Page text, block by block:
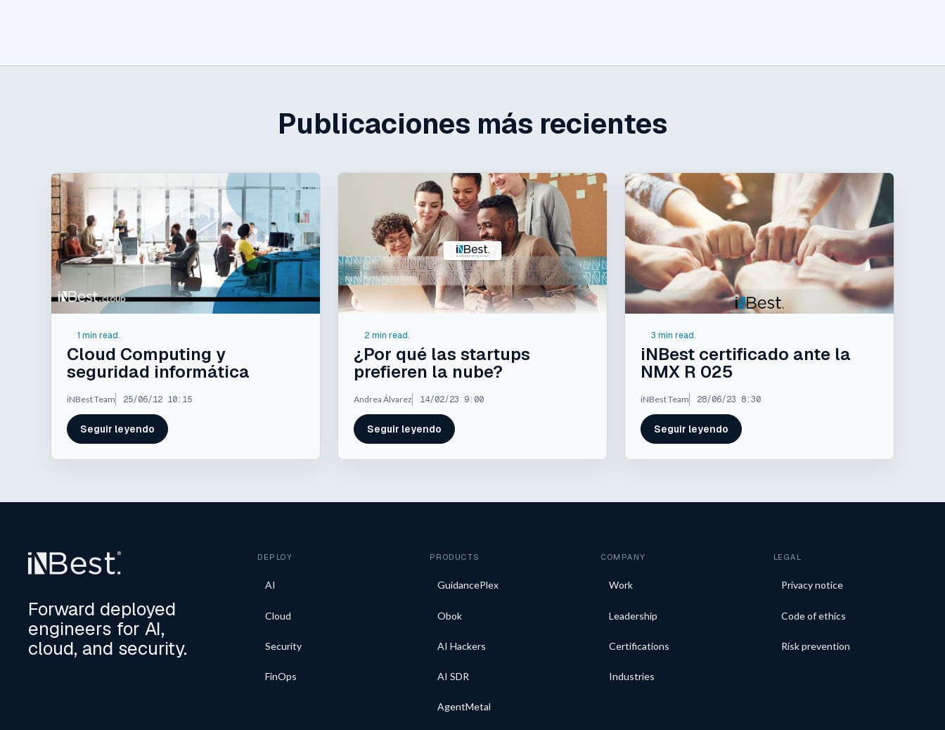
Publicaciones más recientes
1 min read.
Cloud Computing y
seguridad informática
iNBest Team 25/06/12 10:15
Seguir leyendo
2 min read.
¿Por qué las startups
prefieren la nube?
Andrea Álvarez 14/02/23 9:00
Seguir leyendo
3 min read.
iNBest certificado ante la
NMX R 025
iNBest Team 28/06/23 8:30
Seguir leyendo
Forward deployed
engineers for AI,
cloud, and security.
DEPLOY
AI
Cloud
Security
FinOps
PRODUCTS
GuidancePlex
Obok
AI Hackers
AI SDR
AgentMetal
COMPANY
Work
Leadership
Certifications
Industries
LEGAL
Privacy notice
Code of ethics
Risk prevention